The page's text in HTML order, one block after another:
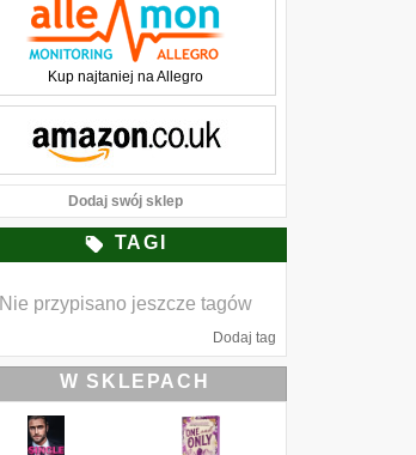
Kup najtaniej na Allegro
Dodaj swój sklep
TAGI
Nie przypisano jeszcze tagów
Dodaj tag
W SKLEPACH